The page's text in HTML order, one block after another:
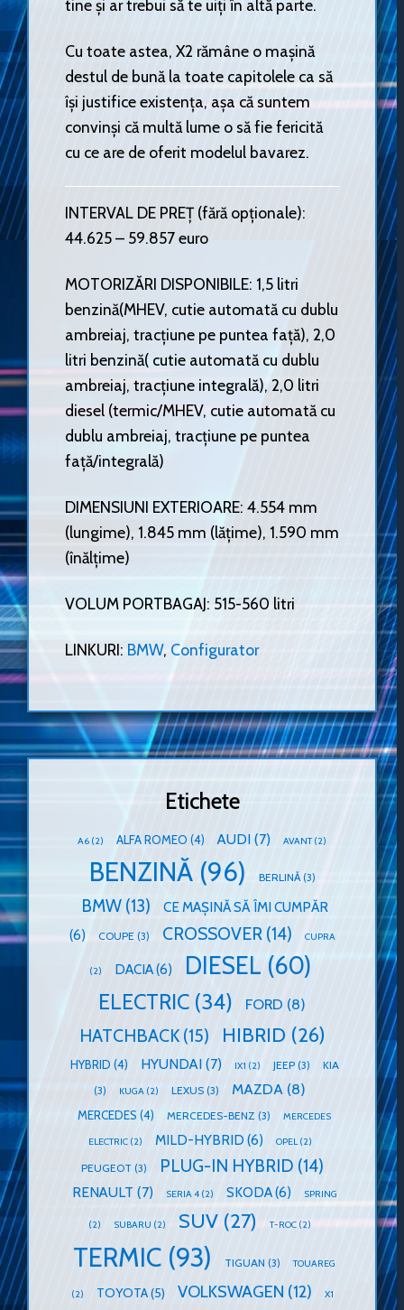
tine și ar trebui să te uiți în altă parte.
Cu toate astea, X2 rămâne o mașină
destul de bună la toate capitolele ca să
își justifice existența, așa că suntem
convinși că multă lume o să fie fericită
cu ce are de oferit modelul bavarez.
INTERVAL DE PREȚ (fără opționale):
44.625 – 59.857 euro
MOTORIZĂRI DISPONIBILE: 1,5 litri
benzină(MHEV, cutie automată cu dublu
ambreiaj, tracțiune pe puntea față), 2,0
litri benzină( cutie automată cu dublu
ambreiaj, tracțiune integrală), 2,0 litri
diesel (termic/MHEV, cutie automată cu
dublu ambreiaj, tracțiune pe puntea
față/integrală)
DIMENSIUNI EXTERIOARE: 4.554 mm
(lungime), 1.845 mm (lățime), 1.590 mm
(înălțime)
VOLUM PORTBAGAJ: 515-560 litri
LINKURI: BMW, Configurator
Etichete
A6 (2) ALFA ROMEO (4) AUDI (7) AVANT(2)
BENZINĂ(96) BERLINĂ(3)
BMW(13)
CE MAȘINĂ SĂ ÎMI CUMPĂR
(6)
COUPE (3) CROSSOVER(14) CUPRA
(2) DACIA(6) DIESEL (60)
ELECTRIC (34) FORD (8)
HATCHBACK(15) HIBRID (26)
HYBRID (4) HYUNDAI(7) IX1 (2) JEEP(3)
KIA
(3)
KUGA (2) LEXUS (3) MAZDA (8)
MERCEDES (4) MERCEDES-BENZ (3) MERCEDES
ELECTRIC(2) MILD-HYBRID (6) OPEL(2)
PEUGEOT (3) PLUG-IN HYBRID (14)
RENAULT (7) SERIA 4(2) SKODA(6) SPRING
(2) SUBARU (2) SUV (27) T-ROC (2)
TERMIC (93) TIGUAN (3) TOUAREG
(2) TOYOTA(5) VOLKSWAGEN (12) X1